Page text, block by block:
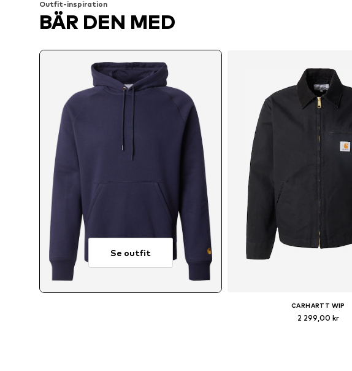
Outfit-inspiration
BÄR DEN MED
Se outfit
CARHARTT WIP
2 299,00 kr